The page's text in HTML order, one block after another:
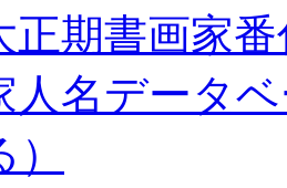
正期書画家
人名データ